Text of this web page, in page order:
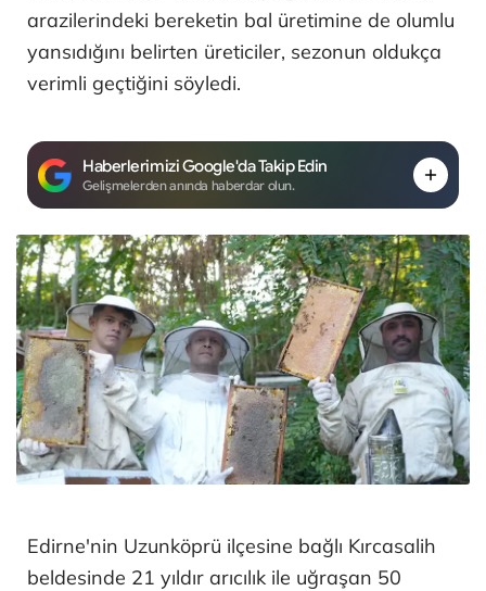
arazilerindeki bereketin bal üretimine de olumlu
yansıdığını belirten üreticiler, sezonun oldukça
verimli geçtiğini söyledi.
Haberlerimizi Google'da Takip Edin
Gelişmelerden anında haberdar olun.
Edirne'nin Uzunköprü ilçesine bağlı Kırcasalih
beldesinde 21 yıldır arıcılık ile uğraşan 50